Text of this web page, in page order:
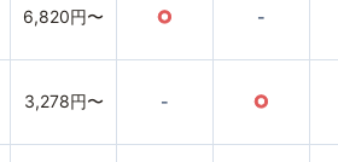
6,820円〜 ○ -
3,278円〜 - ○